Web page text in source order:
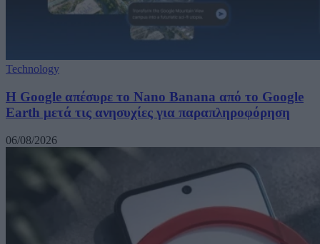
Technology
Η Google απέσυρε το Nano Banana από το Google
Earth μετά τις ανησυχίες για παραπληροφόρηση
06/08/2026